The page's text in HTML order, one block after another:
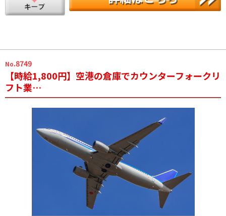
No.8749
【時給1,800円】空港の倉庫でカウンターフォークリ
フト業…